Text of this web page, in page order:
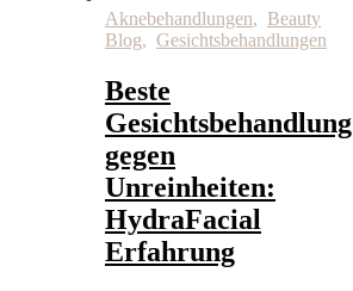
Aknebehandlungen, Beauty
Blog, Gesichtsbehandlungen
Beste
Gesichtsbehandlung
gegen
Unreinheiten:
HydraFacial
Erfahrung